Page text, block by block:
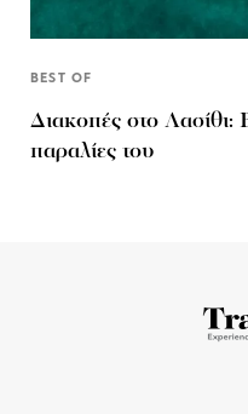
BEST OF
Διακοπές στο Λασίθι:
παραλίες του